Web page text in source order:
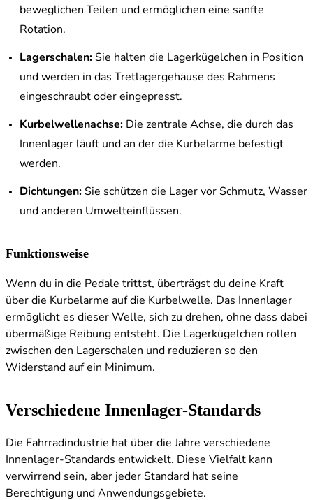
beweglichen Teilen und ermöglichen eine sanfte
Rotation.
Lagerschalen: Sie halten die Lagerkügelchen in Position
und werden in das Tretlagergehäuse des Rahmens
eingeschraubt oder eingepresst.
Kurbelwellenachse: Die zentrale Achse, die durch das
Innenlager läuft und an der die Kurbelarme befestigt
werden.
Dichtungen: Sie schützen die Lager vor Schmutz, Wasser
und anderen Umwelteinflüssen.
Funktionsweise
Wenn du in die Pedale trittst, überträgst du deine Kraft
über die Kurbelarme auf die Kurbelwelle. Das Innenlager
ermöglicht es dieser Welle, sich zu drehen, ohne dass dabei
übermäßige Reibung entsteht. Die Lagerkügelchen rollen
zwischen den Lagerschalen und reduzieren so den
Widerstand auf ein Minimum.
Verschiedene Innenlager-Standards
Die Fahrradindustrie hat über die Jahre verschiedene
Innenlager-Standards entwickelt. Diese Vielfalt kann
verwirrend sein, aber jeder Standard hat seine
Berechtigung und Anwendungsgebiete.